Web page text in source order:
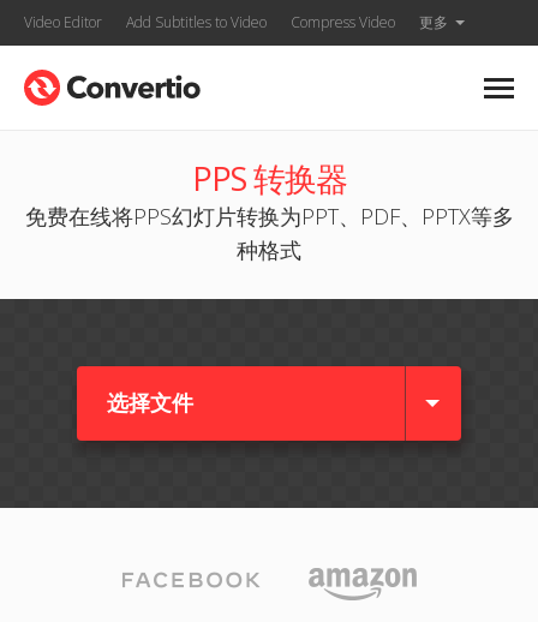
Video Editor Add Subtitles to Video Compress Video 更多
PPS 转换器
免费在线将PPS幻灯片转换为PPT、PDF、PPTX等多
种格式
选择文件